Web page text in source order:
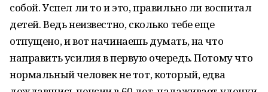
собой. Успел ли то и это, правильно ли воспитал
детей. Ведь неизвестно, сколько тебе еще
отпущено, и вот начинаешь думать, на что
направить усилия в первую очередь. Потому что
нормальный человек не тот, который, едва